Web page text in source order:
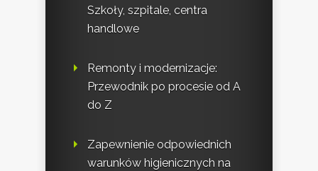
Szkoły, szpitale, centra
handlowe
Remonty i modernizacje:
Przewodnik po procesie od A
do Z
Zapewnienie odpowiednich
warunków higienicznych na